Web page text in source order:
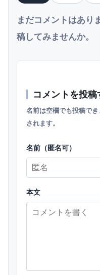
まだコメントはあり
稿してみませんか。
コメントを投稿
名前は空欄でも投稿で
されます。
名前（匿名可）
本文